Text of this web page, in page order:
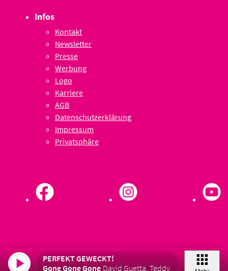
Infos
Kontakt
Newsletter
Presse
Werbung
Logo
Karriere
AGB
Datenschutzerklärung
Impressum
Privatsphäre
PERFEKT GEWECKT!
Gone Gone Gone David Guetta, Teddy Swims & Tones